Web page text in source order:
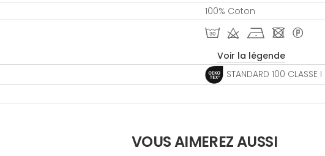
100% Coton
T d h - *
Voir la légende
STANDARD 100 CLASSE
VOUS AIMEREZ AUSSI